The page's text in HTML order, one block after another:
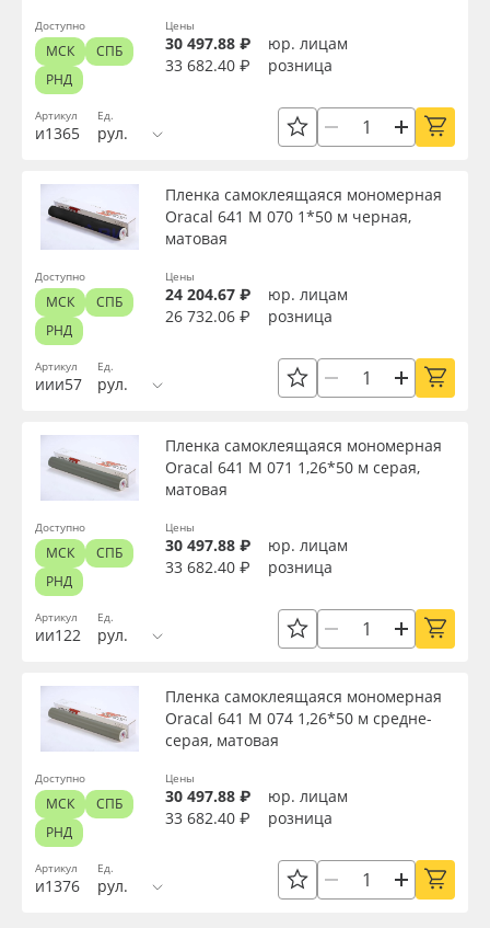
Артикул
и1365
Ед.
рул.
Цены
30 497.88 ₽
юр. лицам
33 682.40 ₽
розница
Доступно
МСК
СПБ
РНД
Артикул
иии57
Пленка самоклеящаяся мономерная
Oracal 641 M 070 1*50 м черная,
матовая
Ед.
рул.
Цены
24 204.67 ₽
юр. лицам
26 732.06 ₽
розница
Доступно
МСК
СПБ
РНД
Артикул
ии122
Пленка самоклеящаяся мономерная
Oracal 641 M 071 1,26*50 м серая,
матовая
Ед.
рул.
Цены
30 497.88 ₽
юр. лицам
33 682.40 ₽
розница
Доступно
МСК
СПБ
РНД
Артикул
и1376
Пленка самоклеящаяся мономерная
Oracal 641 M 074 1,26*50 м средне-
серая, матовая
Ед.
рул.
Цены
30 497.88 ₽
юр. лицам
33 682.40 ₽
розница
Доступно
МСК
СПБ
РНД